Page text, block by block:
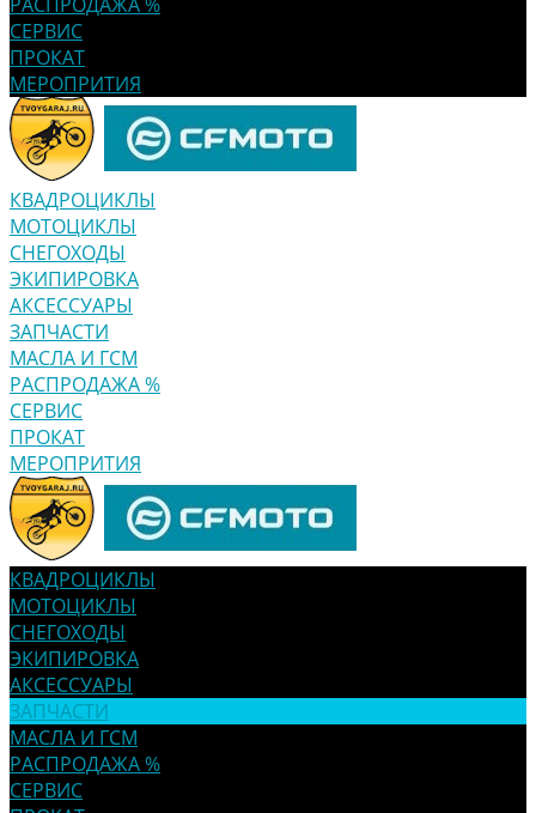
СЕРВИС
ПРОКАТ
МЕРОПРИТИЯ
КВАДРОЦИКЛЫ
МОТОЦИКЛЫ
СНЕГОХОДЫ
ЭКИПИРОВКА
АКСЕССУАРЫ
ЗАПЧАСТИ
МАСЛА И ГСМ
РАСПРОДАЖА %
СЕРВИС
ПРОКАТ
МЕРОПРИТИЯ
КВАДРОЦИКЛЫ
МОТОЦИКЛЫ
СНЕГОХОДЫ
ЭКИПИРОВКА
АКСЕССУАРЫ
ЗАПЧАСТИ
МАСЛА И ГСМ
РАСПРОДАЖА %
СЕРВИС